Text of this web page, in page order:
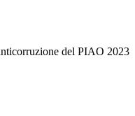
del PIAO 2023